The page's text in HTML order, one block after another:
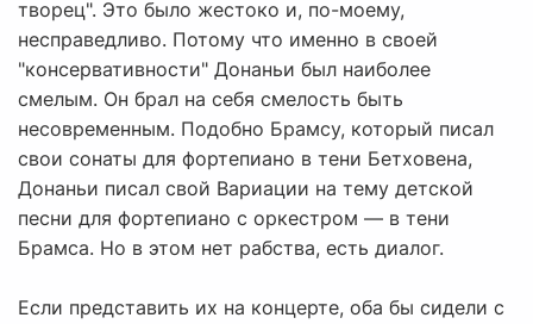
творец". Это было жестоко и, по-моему,
несправедливо. Потому что именно в своей
"консервативности" Донаньи был наиболее
смелым. Он брал на себя смелость быть
несовременным. Подобно Брамсу, который писал
свои сонаты для фортепиано в тени Бетховена,
Донаньи писал свой Вариации на тему детской
песни для фортепиано с оркестром — в тени
Брамса. Но в этом нет рабства, есть диалог.
Если представить их на концерте, оба бы сидели с